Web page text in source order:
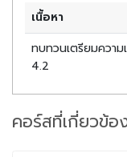
จะช่วยเอ็กซ์เรย์
การเขียนแผนเพื่อ
ผู้ที่ต้องการเทค
ความเร็วและคว
เวลา รวมถึงกา
(What-If
เนื้อหา
ทบทวนเตรียมควา
4.2
คอร์สที่เกี่ยวข้อ